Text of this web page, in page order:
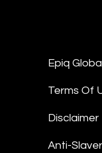
Epiq
Terms Of
Disclaimer
Anti-